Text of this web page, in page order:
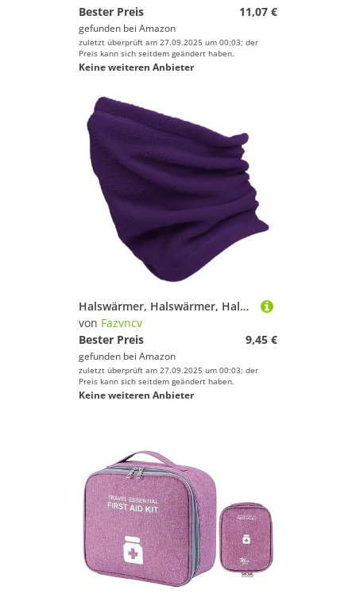
Bester Preis
11,07 €
gefunden bei Amazon
zuletzt überprüft am 27.09.2025 um 00:03; der
Preis kann sich seitdem geändert haben.
Keine weiteren Anbieter
Halswärmer, Halswärmer, Halstuch, Halstuch, Schal, Kopfbedeckung, Fleece-Schlauchschal, winddicht, Gesichtsschlauch
von Fazvncv
Bester Preis
9,45 €
gefunden bei Amazon
zuletzt überprüft am 27.09.2025 um 00:03; der
Preis kann sich seitdem geändert haben.
Keine weiteren Anbieter